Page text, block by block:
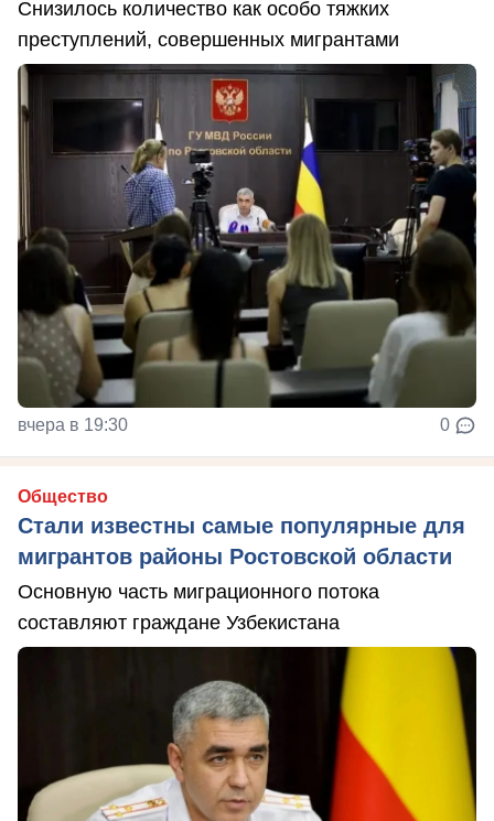
Снизилось количество как особо тяжких
преступлений, совершенных мигрантами
вчера в 19:30 0
Общество
Стали известны самые популярные для
мигрантов районы Ростовской области
Основную часть миграционного потока
составляют граждане Узбекистана